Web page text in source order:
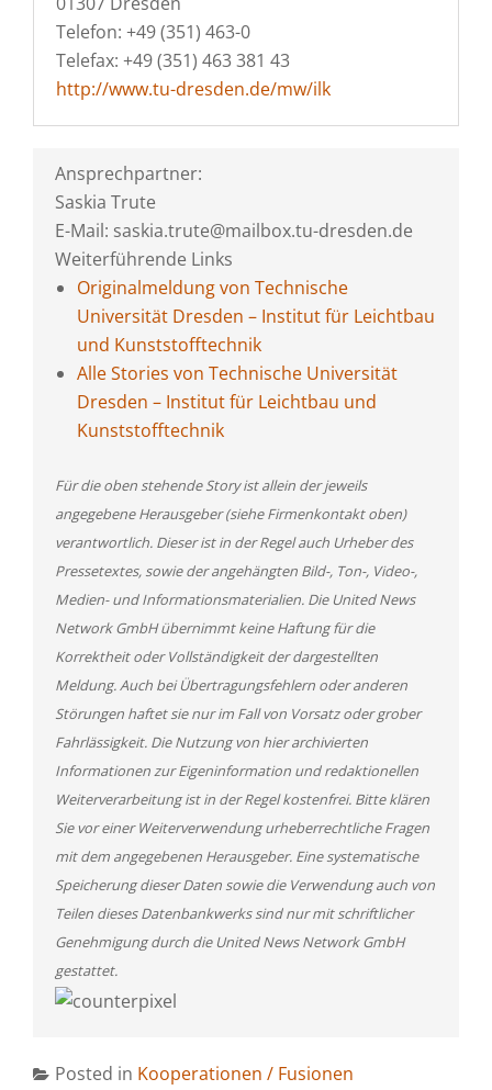
Telefon: +49 (351) 463-0
Telefax: +49 (351) 463 381 43
http://www.tu-dresden.de/mw/ilk
Ansprechpartner:
Saskia Trute
E-Mail: saskia.trute@mailbox.tu-dresden.de
Weiterführende Links
Originalmeldung von Technische
Universität Dresden – Institut für Leichtbau
und Kunststofftechnik
Alle Stories von Technische Universität
Dresden – Institut für Leichtbau und
Kunststofftechnik
Für die oben stehende Story ist allein der jeweils
angegebene Herausgeber (siehe Firmenkontakt oben)
verantwortlich. Dieser ist in der Regel auch Urheber des
Pressetextes, sowie der angehängten Bild-, Ton-, Video-,
Medien- und Informationsmaterialien. Die United News
Network GmbH übernimmt keine Haftung für die
Korrektheit oder Vollständigkeit der dargestellten
Meldung. Auch bei Übertragungsfehlern oder anderen
Störungen haftet sie nur im Fall von Vorsatz oder grober
Fahrlässigkeit. Die Nutzung von hier archivierten
Informationen zur Eigeninformation und redaktionellen
Weiterverarbeitung ist in der Regel kostenfrei. Bitte klären
Sie vor einer Weiterverwendung urheberrechtliche Fragen
mit dem angegebenen Herausgeber. Eine systematische
Speicherung dieser Daten sowie die Verwendung auch von
Teilen dieses Datenbankwerks sind nur mit schriftlicher
Genehmigung durch die United News Network GmbH
gestattet.
Posted in Kooperationen / Fusionen